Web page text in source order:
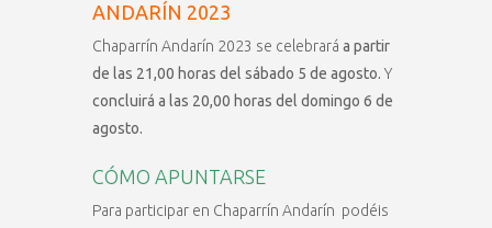
ANDARÍN 2023
Chaparrín Andarín 2023 se celebrará a partir
de las 21,00 horas del sábado 5 de agosto. Y
concluirá a las 20,00 horas del domingo 6 de
agosto.
CÓMO APUNTARSE
Para participar en Chaparrín Andarín podéis